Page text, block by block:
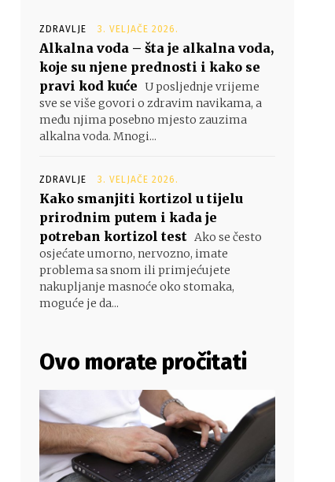
ZDRAVLJE 3. VELJAČE 2026.
Alkalna voda – šta je alkalna voda,
koje su njene prednosti i kako se
pravi kod kuće U posljednje vrijeme
sve se više govori o zdravim navikama, a
među njima posebno mjesto zauzima
alkalna voda. Mnogi...
ZDRAVLJE 3. VELJAČE 2026.
Kako smanjiti kortizol u tijelu
prirodnim putem i kada je
potreban kortizol test Ako se često
osjećate umorno, nervozno, imate
problema sa snom ili primjećujete
nakupljanje masnoće oko stomaka,
moguće je da...
Ovo morate pročitati